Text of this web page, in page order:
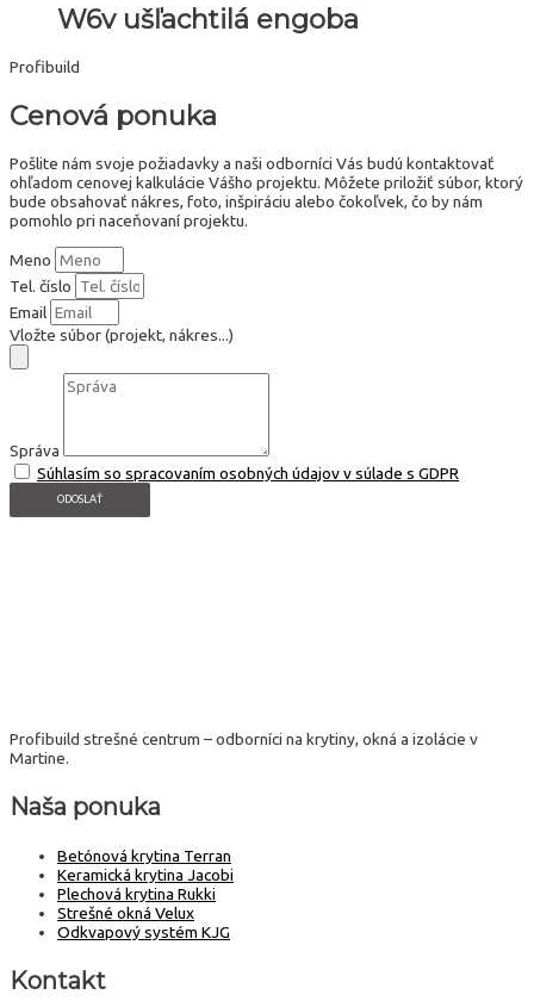
W6v ušľachtilá engoba
Profibuild
Cenová ponuka
Pošlite nám svoje požiadavky a naši odborníci Vás budú kontaktovať
ohľadom cenovej kalkulácie Vášho projektu. Môžete priložiť súbor, ktorý
bude obsahovať nákres, foto, inšpiráciu alebo čokoľvek, čo by nám
pomohlo pri naceňovaní projektu.
Meno
Tel. číslo
Email
Vložte súbor (projekt, nákres...)
Správa
Súhlasím so spracovaním osobných údajov v súlade s GDPR
ODOSLAŤ
Profibuild strešné centrum – odborníci na krytiny, okná a izolácie v
Martine.
Naša ponuka
Betónová krytina Terran
Keramická krytina Jacobi
Plechová krytina Rukki
Strešné okná Velux
Odkvapový systém KJG
Kontakt